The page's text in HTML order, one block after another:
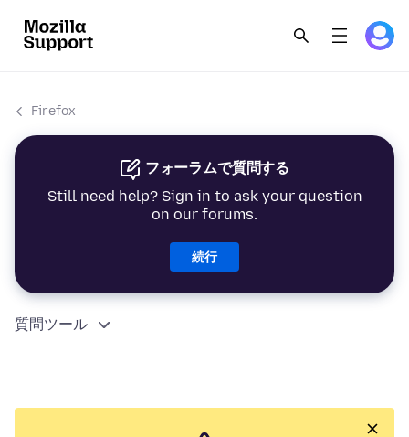
Firefox
フォーラムで質問する
Still need help? Sign in to ask your question
on our forums.
続行
質問ツール